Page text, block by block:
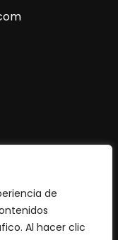
de
Al hacer clic
reservados.